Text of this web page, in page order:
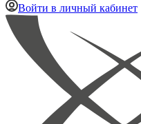
Войти в личный кабинет